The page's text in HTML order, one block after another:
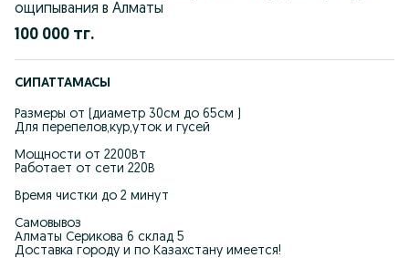
ощипывания в Алматы
100 000 тг.
СИПАТТАМАСЫ
Размеры от (диаметр 30см до 65см )
Для перепелов,кур,уток и гусей
Мощности от 2200Вт
Работает от сети 220В
Время чистки до 2 минут
Самовывоз
Алматы Серикова 6 склад 5
Доставка городу и по Казахстану имеется!